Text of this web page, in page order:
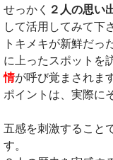
せっかく ２人の思い
して活用してみて下
トキメキが新鮮だっ
に上ったスポットを
情が呼び覚まされます
ポイントは、実際に
五感を刺激すること
す。